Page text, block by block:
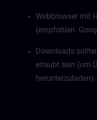
Webbrowser mit
(empfohlen:
Downloads
erlaubt sein (um
herunterzuladen).